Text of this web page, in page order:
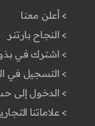
> أعلن معنا
> النجاح بارتنر
> اشترك في
> التسجيل في
> الدخول إلى
> علاماتنا